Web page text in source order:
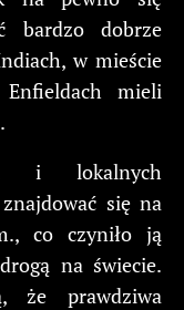
bardzo dobrze
w mieście
mieli
i lokalnych
się na
co czyniło ją
na świecie.
że prawdziwa